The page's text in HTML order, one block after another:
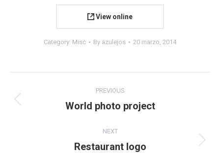
View online
Category: Misc By azulejos 20 marzo, 2014
entre
PREVIOUS
Proyecto
World photo project
NEXT
Proyecto
Restaurant logo